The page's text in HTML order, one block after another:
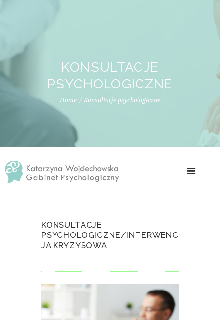
KONSULTACJE
PSYCHOLOGICZNE
Home Konsultacje psychologiczne
KONSULTACJE
PSYCHOLOGICZNE/INTERWENC
JA KRYZYSOWA